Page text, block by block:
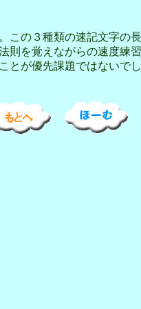
の３種類の速記文字の
を覚えながらの速度練習
が優先課題ではないでし